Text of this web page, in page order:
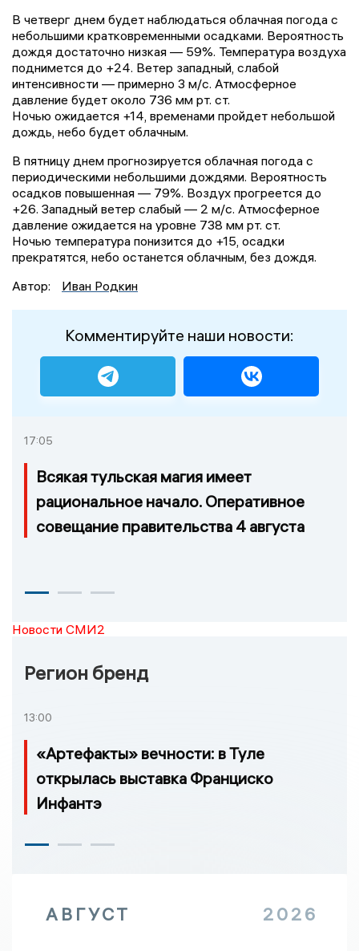
В четверг днем будет наблюдаться облачная погода с
небольшими кратковременными осадками. Вероятность
дождя достаточно низкая — 59%. Температура воздуха
поднимется до +24. Ветер западный, слабой
интенсивности — примерно 3 м/с. Атмосферное
давление будет около 736 мм рт. ст.
Ночью ожидается +14, временами пройдет небольшой
дождь, небо будет облачным.
В пятницу днем прогнозируется облачная погода с
периодическими небольшими дождями. Вероятность
осадков повышенная — 79%. Воздух прогреется до
+26. Западный ветер слабый — 2 м/с. Атмосферное
давление ожидается на уровне 738 мм рт. ст.
Ночью температура понизится до +15, осадки
прекратятся, небо останется облачным, без дождя.
Автор:
Иван Родкин
Комментируйте наши новости:
17:05
Всякая тульская магия имеет
рациональное начало. Оперативное
совещание правительства 4 августа
Новости СМИ2
Регион бренд
13:00
«Артефакты» вечности: в Туле
открылась выставка Франциско
Инфантэ
АВГУСТ 2026